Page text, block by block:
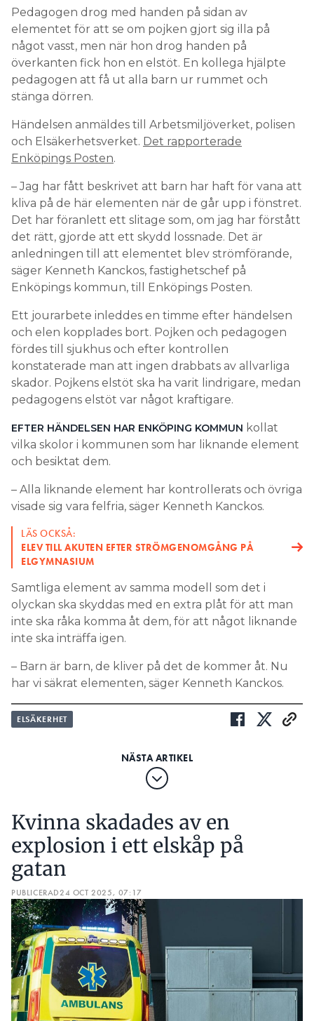
Pedagogen drog med handen på sidan av
elementet för att se om pojken gjort sig illa på
något vasst, men när hon drog handen på
överkanten fick hon en elstöt. En kollega hjälpte
pedagogen att få ut alla barn ur rummet och
stänga dörren.
Händelsen anmäldes till Arbetsmiljöverket, polisen
och Elsäkerhetsverket. Det rapporterade
Enköpings Posten.
– Jag har fått beskrivet att barn har haft för vana att
kliva på de här elementen när de går upp i fönstret.
Det har föranlett ett slitage som, om jag har förstått
det rätt, gjorde att ett skydd lossnade. Det är
anledningen till att elementet blev strömförande,
säger Kenneth Kanckos, fastighetschef på
Enköpings kommun, till Enköpings Posten.
Ett jourarbete inleddes en timme efter händelsen
och elen kopplades bort. Pojken och pedagogen
fördes till sjukhus och efter kontrollen
konstaterade man att ingen drabbats av allvarliga
skador. Pojkens elstöt ska ha varit lindrigare, medan
pedagogens elstöt var något kraftigare.
EFTER HÄNDELSEN HAR ENKÖPING KOMMUN kollat
vilka skolor i kommunen som har liknande element
och besiktat dem.
– Alla liknande element har kontrollerats och övriga
visade sig vara felfria, säger Kenneth Kanckos.
LÄS OCKSÅ:
ELEV TILL AKUTEN EFTER STRÖMGENOMGÅNG PÅ
ELGYMNASIUM
Samtliga element av samma modell som det i
olyckan ska skyddas med en extra plåt för att man
inte ska råka komma åt dem, för att något liknande
inte ska inträffa igen.
– Barn är barn, de kliver på det de kommer åt. Nu
har vi säkrat elementen, säger Kenneth Kanckos.
ELSÄKERHET
Kvinna skadades av en
explosion i ett elskåp på
gatan
PUBLICERAD24 OCT 2025, 07:17